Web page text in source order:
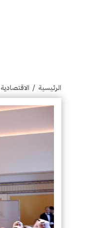
الرئيسية / الاقتصادية